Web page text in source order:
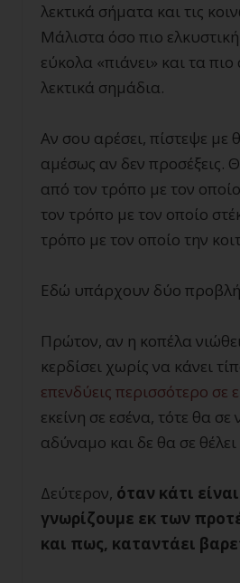
λεκτικά σήματα και τις
Μάλιστα όσο πιο ελκυστική
εύκολα «πιάνει» και τα
λεκτικά σημάδια.
Αν σου αρέσει, πίστεψε με
αμέσως αν δεν προσέξεις.
από τον τρόπο με τον
τον τρόπο με τον οποίο
τρόπο με τον οποίο την
Εδώ υπάρχουν δύο
Πρώτον, αν η κοπέλα νιώθει
κερδίσει χωρίς να κάνει
επενδύεις περισσότερο σε
εκείνη σε εσένα, τότε θα σε
αδύναμο και δε θα σε
Δεύτερον, όταν κάτι
γνωρίζουμε εκ των
και πως, καταντάει